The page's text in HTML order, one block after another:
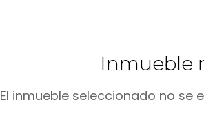
Inmueble
El inmueble seleccionado no se